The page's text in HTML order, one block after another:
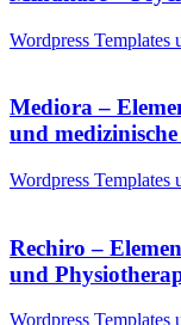
Wordpress Templates
Mediora –
und
Wordpress Templates
Rechiro –
und
Wordpress Templates